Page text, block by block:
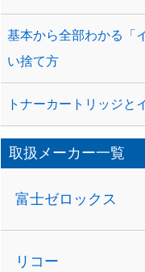
基本から全部わかる「
い捨て方
トナーカートリッジと
取扱メーカー一覧
富士ゼロックス
リコー